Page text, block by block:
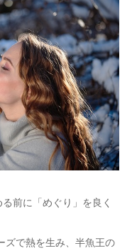
前に「めぐり」を良く
ズで熱を生み、半魚王の